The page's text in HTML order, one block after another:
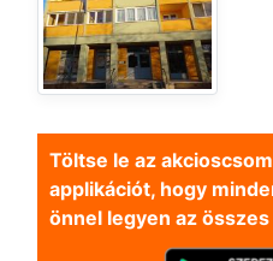
Töltse le az
applikációt, hogy
önnel legyen az